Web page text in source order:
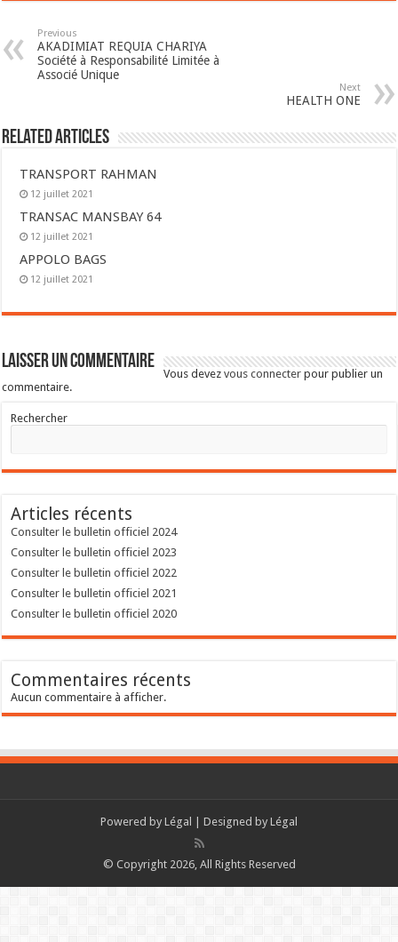
Previous
AKADIMIAT REQUIA CHARIYA
Société à Responsabilité Limitée à
Associé Unique
Next
HEALTH ONE
Related Articles
TRANSPORT RAHMAN
12 juillet 2021
TRANSAC MANSBAY 64
12 juillet 2021
APPOLO BAGS
12 juillet 2021
Laisser un commentaire
Vous devezvous connecter pour publier un
commentaire.
Rechercher
Articles récents
Consulter le bulletin officiel 2024
Consulter le bulletin officiel 2023
Consulter le bulletin officiel 2022
Consulter le bulletin officiel 2021
Consulter le bulletin officiel 2020
Commentaires récents
Aucun commentaire à afficher.
Powered by Légal | Designed by Légal
© Copyright 2026, All Rights Reserved